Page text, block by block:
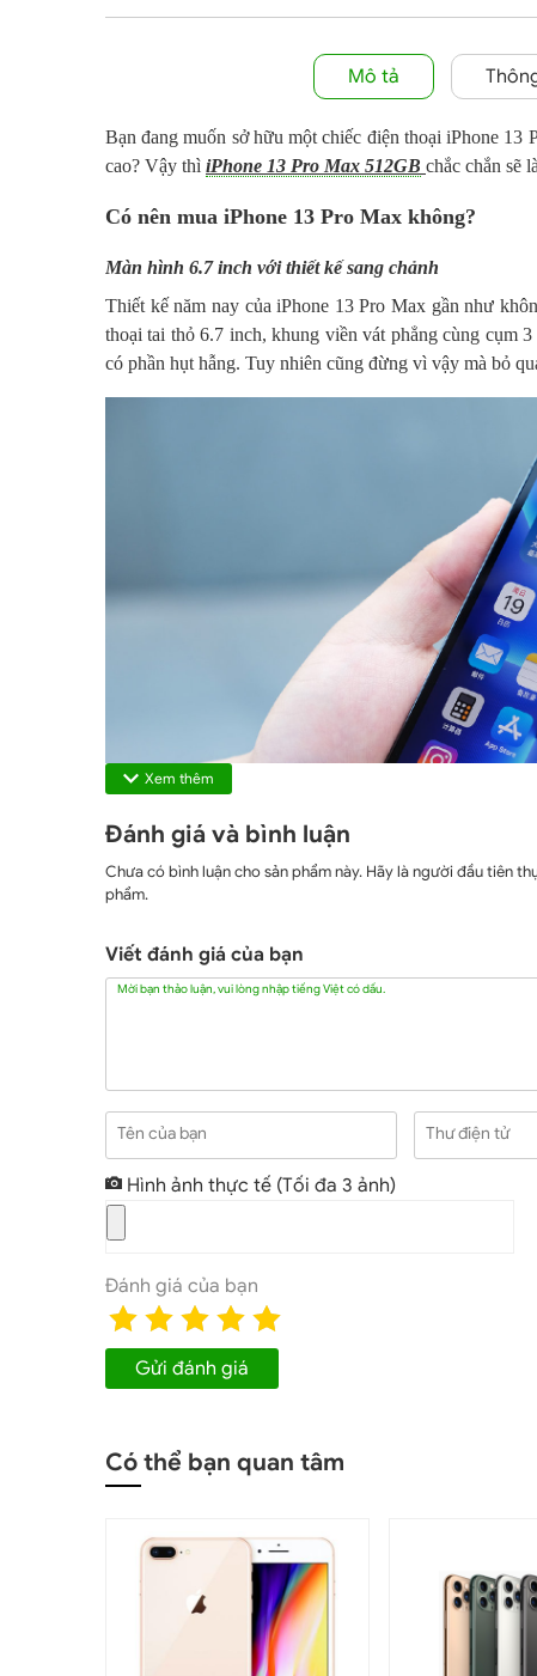
Mô tả
Bạn đang muốn sở hữu một chiếc điện thoại iPhone
cao? Vậy thì iPhone 13 Pro Max 512GB chắc chắn sẽ
Có nên mua iPhone 13 Pro Max không?
Màn hình 6.7 inch với thiết kế sang chảnh
Thiết kế năm nay của iPhone 13 Pro Max gần như
thoại tai thỏ 6.7 inch, khung viền vát phẳng cùng cụm
có phần hụt hẫng. Tuy nhiên cũng đừng vì vậy mà bỏ
Năm nay,iPhone 13 Pro vàiPhone 13 Pro Maxđược
được đánh giá là có màu sắc trung thực hơn, độ sáng tối
hiệu quả năng lượng tốt. Cụ thể, màn hình Promotion
Là mẫu smartphone cao cấp nhất trong dòng iPhone
kim loại nguyên khối cùng mặt kính cường lực cao cấp
chắc chắn sẽ có một vẻ ngoài sang trọng, bóng bẩy, cực
Xem thêm
Đánh giá và bình luận
Chưa có bình luận cho sản phẩm này. Hãy là người đầu tiên
phẩm.
Viết đánh giá của bạn
Mời bạn thảo luận, vui lòng nhập tiếng Việt có dấu.
Tên của bạn Thư điện tử
Hình ảnh thực tế (Tối đa 3 ảnh)
Đánh giá của bạn
Gửi đánh giá
Có thể bạn quan tâm